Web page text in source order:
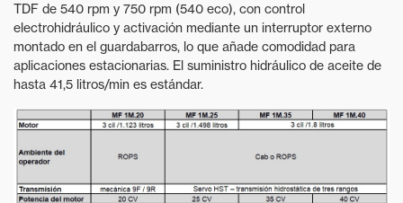
TDF de 540 rpm y 750 rpm (540 eco), con control
electrohidráulico y activación mediante un interruptor externo
montado en el guardabarros, lo que añade comodidad para
aplicaciones estacionarias. El suministro hidráulico de aceite de
hasta 41,5 litros/min es estándar.